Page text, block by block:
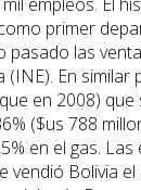
primer
pasado las
En similar
en 2008)
($us 788
en el gas.
Bolivia